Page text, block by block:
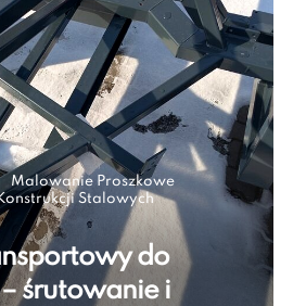
Malowanie Proszkowe
Stalowych
do
śrutowanie i